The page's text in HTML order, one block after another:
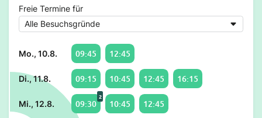
Freie Termine für
Mo., 10.8. 09:45 12:45
Di., 11.8. 09:15 10:45 12:45 16:15
Mi., 12.8. 09:30
2
10:45 12:45